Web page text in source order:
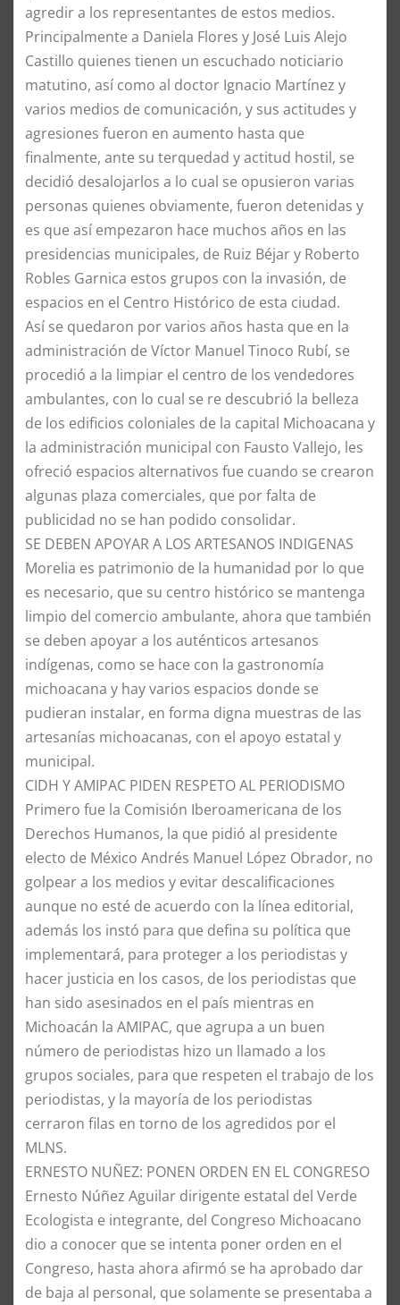
agredir a los representantes de estos medios.
​Principalmente a Daniela Flores y José Luis Alejo
Castillo quienes tienen un escuchado noticiario
matutino, así como al doctor Ignacio Martínez y
varios medios de comunicación, y sus actitudes y
agresiones fueron en aumento hasta que
finalmente, ante su terquedad y actitud hostil, se
decidió desalojarlos a lo cual se opusieron varias
personas quienes obviamente, fueron detenidas y
es que así empezaron hace muchos años en las
presidencias municipales, de Ruiz Béjar y Roberto
Robles Garnica estos grupos con la invasión, de
espacios en el Centro Histórico de esta ciudad.
Así se quedaron por varios años hasta que en la
administración de Víctor Manuel Tinoco Rubí, se
procedió a la limpiar el centro de los vendedores
ambulantes, con lo cual se re descubrió la belleza
de los edificios coloniales de la capital Michoacana y
la administración municipal con Fausto Vallejo, les
ofreció espacios alternativos fue cuando se crearon
algunas plaza comerciales, que por falta de
publicidad no se han podido consolidar.
SE DEBEN APOYAR A LOS ARTESANOS INDIGENAS
Morelia es patrimonio de la humanidad por lo que
es necesario, que su centro histórico se mantenga
limpio del comercio ambulante, ahora que también
se deben apoyar a los auténticos artesanos
indígenas, como se hace con la gastronomía
michoacana y hay varios espacios donde se
pudieran instalar, en forma digna muestras de las
artesanías michoacanas, con el apoyo estatal y
municipal.
CIDH Y AMIPAC PIDEN RESPETO AL PERIODISMO
Primero fue la Comisión Iberoamericana de los
Derechos Humanos, la que pidió al presidente
electo de México Andrés Manuel López Obrador, no
golpear a los medios y evitar descalificaciones
aunque no esté de acuerdo con la línea editorial,
además los instó para que defina su política que
implementará, para proteger a los periodistas y
hacer justicia en los casos, de los periodistas que
han sido asesinados en el país mientras en
Michoacán la AMIPAC, que agrupa a un buen
número de periodistas hizo un llamado a los
grupos sociales, para que respeten el trabajo de los
periodistas, y la mayoría de los periodistas
cerraron filas en torno de los agredidos por el
MLNS.
ERNESTO NUÑEZ: PONEN ORDEN EN EL CONGRESO
Ernesto Núñez Aguilar dirigente estatal del Verde
Ecologista e integrante, del Congreso Michoacano
dio a conocer que se intenta poner orden en el
Congreso, hasta ahora afirmó se ha aprobado dar
de baja al personal, que solamente se presentaba a